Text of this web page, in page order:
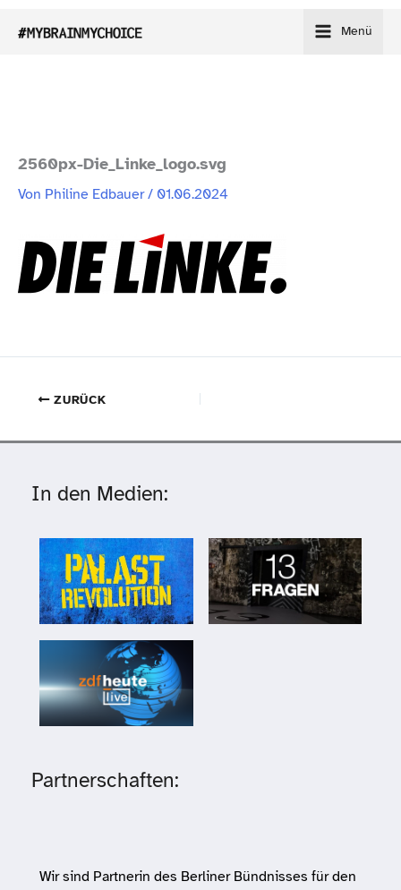
Inhalt
Menü
2560px-Die_Linke_logo.svg
Von Philine Edbauer/ 01.06.2024
ZURÜCK
In den Medien:
Partnerschaften:
Wir sind Partnerin des Berliner Bündnisses für den